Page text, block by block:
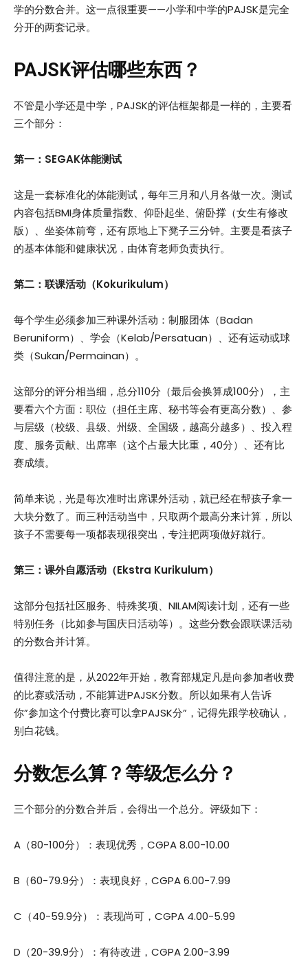
学的分数合并。这一点很重要——小学和中学的PAJSK是完全
分开的两套记录。
PAJSK评估哪些东西？
不管是小学还是中学，PAJSK的评估框架都是一样的，主要看
三个部分：
第一： SEGAK体能测试
这是一套标准化的体能测试，每年三月和八月各做一次。测试
内容包括BMI身体质量指数、仰卧起坐、俯卧撑（女生有修改
版）、坐姿体前弯，还有原地上下凳子三分钟。主要是看孩子
的基本体能和健康状况，由体育老师负责执行。
第二：联课活动（Kokurikulum）
每个学生必须参加三种课外活动：制服团体（Badan
Beruniform）、学会（Kelab/Persatuan）、还有运动或球
类（Sukan/Permainan）。
这部分的评分相当细，总分110分（最后会换算成100分），主
要看六个方面：职位（担任主席、秘书等会有更高分数）、参
与层级（校级、县级、州级、全国级，越高分越多）、投入程
度、服务贡献、出席率（这个占最大比重，40分）、还有比
赛成绩。
简单来说，光是每次准时出席课外活动，就已经在帮孩子拿一
大块分数了。而三种活动当中，只取两个最高分来计算，所以
孩子不需要每一项都表现很突出，专注把两项做好就行。
第三：课外自愿活动（Ekstra Kurikulum）
这部分包括社区服务、特殊奖项、NILAM阅读计划，还有一些
特别任务（比如参与国庆日活动等）。这些分数会跟联课活动
的分数合并计算。
值得注意的是，从2022年开始，教育部规定凡是向参加者收费
的比赛或活动，不能算进PAJSK分数。所以如果有人告诉
你”参加这个付费比赛可以拿PAJSK分”，记得先跟学校确认，
别白花钱。
分数怎么算？等级怎么分？
三个部分的分数合并后，会得出一个总分。评级如下：
A（80-100分）：表现优秀，CGPA 8.00-10.00
B（60-79.9分）：表现良好，CGPA 6.00-7.99
C（40-59.9分）：表现尚可，CGPA 4.00-5.99
D（20-39.9分）：有待改进，CGPA 2.00-3.99